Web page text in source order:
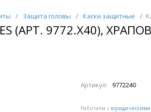
/ Защита головы / Каски защитные /
(АРТ. 9772.X40),
Артикул: 9772240
Работаем с юридическими